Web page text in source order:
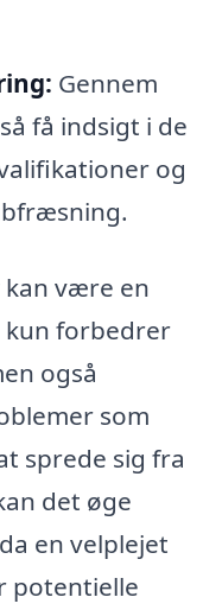
Gennem
få indsigt i de
og
være en
kun forbedrer
også
som
sprede sig fra
det øge
en velplejet
potentielle